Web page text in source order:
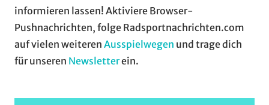
informieren lassen! Aktiviere Browser-
Pushnachrichten, folge Radsportnachrichten.com
auf vielen weiteren Ausspielwegen und trage dich
für unseren Newsletterein.